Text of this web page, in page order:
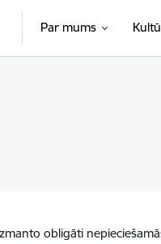
Par mums
obligāti